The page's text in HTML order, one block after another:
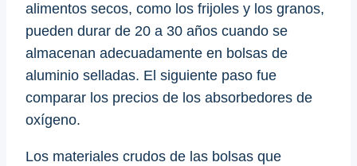
alimentos secos, como los frijoles y los granos,
pueden durar de 20 a 30 años cuando se
almacenan adecuadamente en bolsas de
aluminio selladas. El siguiente paso fue
comparar los precios de los absorbedores de
oxígeno.
Los materiales crudos de las bolsas que